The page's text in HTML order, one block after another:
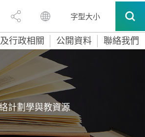
字型大小
行政相關 公開資料 聯絡我們
計劃學與教資源